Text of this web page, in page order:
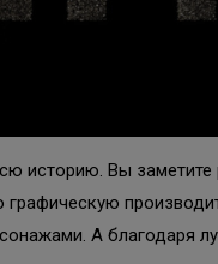
историю. Вы заметите
А благодаря